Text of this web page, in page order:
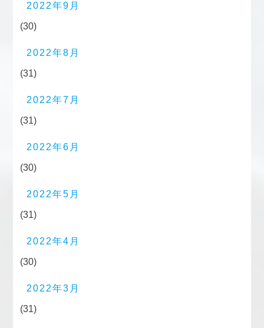
2022年9月
(30)
2022年8月
(31)
2022年7月
(31)
2022年6月
(30)
2022年5月
(31)
2022年4月
(30)
2022年3月
(31)